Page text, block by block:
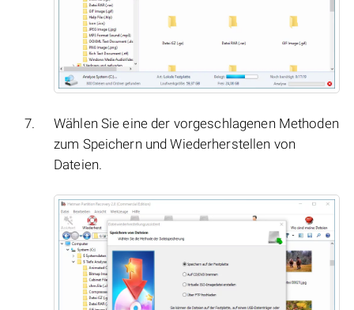
Wählen Sie eine der vorgeschlagenen Methoden
zum Speichern und Wiederherstellen von
Dateien.